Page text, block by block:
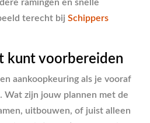
ramingen en snelle
terecht bij Schippers
kunt voorbereiden
aankoopkeuring als je vooraf
Wat zijn jouw plannen met de
uitbouwen, of juist alleen